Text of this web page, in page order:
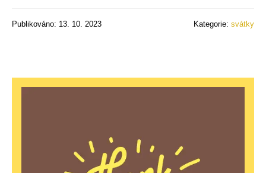
Publikováno: 13. 10. 2023 Kategorie: svátky